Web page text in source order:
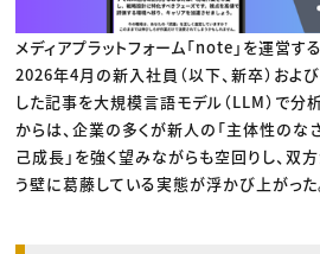
メディアプラットフォーム「note」を運営
2026年4月の新入社員（以下、新卒）およ
した記事を大規模言語モデル（LLM）で分
からは、企業の多くが新人の「主体性のな
己成長」を強く望みながらも空回りし、双
う壁に葛藤している実態が浮かび上がった